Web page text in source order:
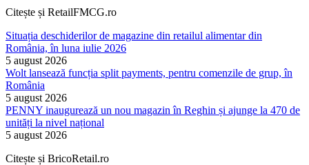
Citește și RetailFMCG.ro
Situația deschiderilor de magazine din retailul alimentar din
România, în luna iulie 2026
5 august 2026
Wolt lansează funcția split payments, pentru comenzile de grup, în
România
5 august 2026
PENNY inaugurează un nou magazin în Reghin și ajunge la 470 de
unități la nivel național
5 august 2026
Citește și BricoRetail.ro